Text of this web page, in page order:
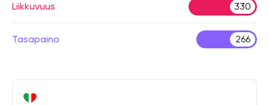
Liikkuvuus 330
Tasapaino 266